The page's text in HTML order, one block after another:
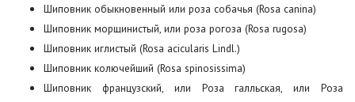
Шиповник обыкновенный или роза собачья (Rosa canina)
Шиповник морщинистый, или роза рогоза (Rosa rugosa)
Шиповник иглистый (Rosa acicularis Lindl.)
Шиповник колючейший (Rosa spinosissima)
Шиповник французский, или Роза галльская, или Роза